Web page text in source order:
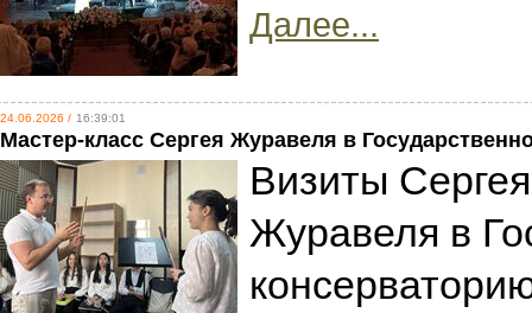
Далее...
24.06.2026 / 16:39:01
Мастер-класс Сергея Журавеля в
Визиты
Журавеля в